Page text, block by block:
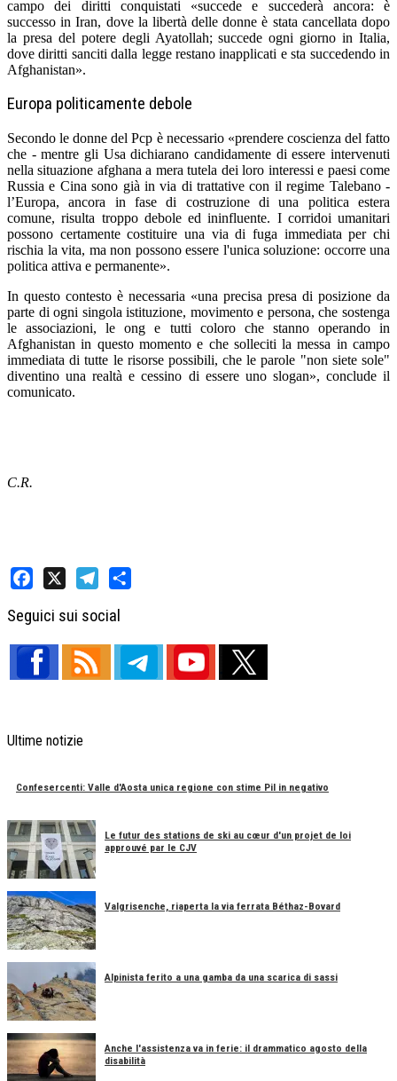
campo dei diritti conquistati «succede e succederà ancora: è
successo in Iran, dove la libertà delle donne è stata cancellata dopo
la presa del potere degli Ayatollah; succede ogni giorno in Italia,
dove diritti sanciti dalla legge restano inapplicati e sta succedendo in
Afghanistan».
Europa politicamente debole
Secondo le donne del Pcp è necessario «prendere coscienza del fatto
che - mentre gli Usa dichiarano candidamente di essere intervenuti
nella situazione afghana a mera tutela dei loro interessi e paesi come
Russia e Cina sono già in via di trattative con il regime Talebano -
l’Europa, ancora in fase di costruzione di una politica estera
comune, risulta troppo debole ed ininfluente. I corridoi umanitari
possono certamente costituire una via di fuga immediata per chi
rischia la vita, ma non possono essere l'unica soluzione: occorre una
politica attiva e permanente».
In questo contesto è necessaria «una precisa presa di posizione da
parte di ogni singola istituzione, movimento e persona, che sostenga
le associazioni, le ong e tutti coloro che stanno operando in
Afghanistan in questo momento e che solleciti la messa in campo
immediata di tutte le risorse possibili, che le parole "non siete sole"
diventino una realtà e cessino di essere uno slogan», conclude il
comunicato.
C.R.
Seguici sui social
Ultime notizie
Confesercenti: Valle d'Aosta unica regione con stime Pil in negativo
Le futur des stations de ski au cœur d'un projet de loi
approuvé par le CJV
Valgrisenche, riaperta la via ferrata Béthaz-Bovard
Alpinista ferito a una gamba da una scarica di sassi
Anche l'assistenza va in ferie: il drammatico agosto della
disabilità